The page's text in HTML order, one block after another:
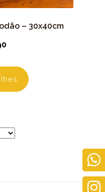
– 30x40cm